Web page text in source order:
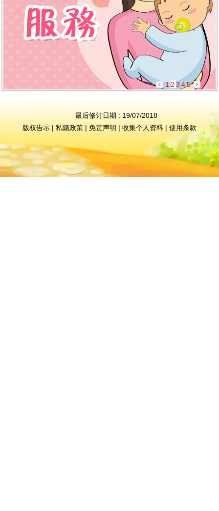
1 2 3 45
最后修订日期 : 19/07/2018
版权告示 | 私隐政策 | 免责声明 | 收集个人资料 | 使用条款